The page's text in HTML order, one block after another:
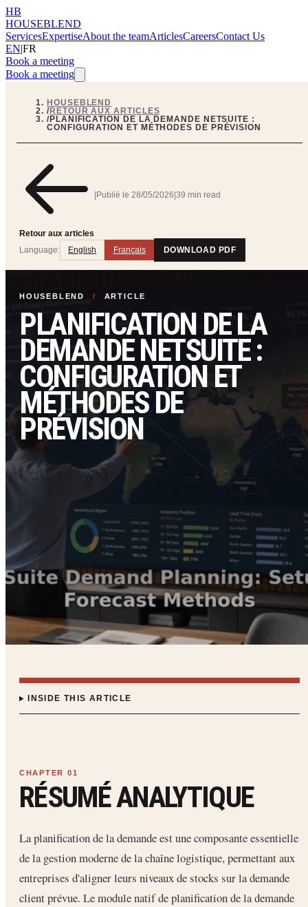
HB
HOUSEBLEND
ServicesExpertiseAbout the teamArticlesCareersContact Us
EN|FR
Book a meeting
Book a meeting
HOUSEBLEND
/RETOUR AUX ARTICLES
/PLANIFICATION DE LA DEMANDE NETSUITE :
CONFIGURATION ET MÉTHODES DE PRÉVISION
Retour aux articles
Publié le 28/05/2026 39 min read
Language: English Français DOWNLOAD PDF
HOUSEBLEND / ARTICLE
PLANIFICATION DE LA
DEMANDE NETSUITE :
CONFIGURATION ET
MÉTHODES DE
PRÉVISION
INSIDE THIS ARTICLE
RÉSUMÉ ANALYTIQUE
La planification de la demande est une composante essentielle
de la gestion moderne de la chaîne logistique, permettant aux
entreprises d'aligner leurs niveaux de stocks sur la demande
client prévue. Le module natif de planification de la demande